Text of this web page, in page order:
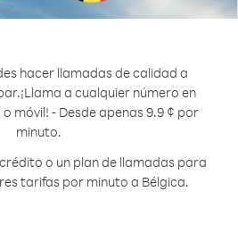
hacer llamadas de calidad a
¡Llama a cualquier número en
móvil! - Desde apenas 9.9 ¢ por
minuto.
o un plan de llamadas para
tarifas por minuto a Bélgica.